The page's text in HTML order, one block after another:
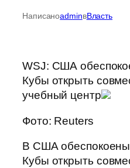
НаписаноadminвВласть
WSJ: США
Кубы открыть
учебный центр
Фото: Reuters
В США
Кубы открыть